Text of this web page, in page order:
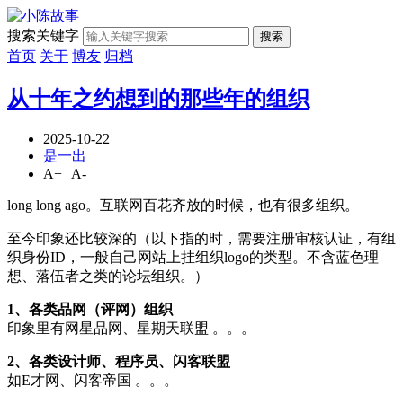
搜索关键字 搜索
首页 关于 博友 归档
从十年之约想到的那些年的组织
2025-10-22
是一出
A+ | A-
long long ago。互联网百花齐放的时候，也有很多组织。
至今印象还比较深的（以下指的时，需要注册审核认证，有组
织身份ID，一般自己网站上挂组织logo的类型。不含蓝色理
想、落伍者之类的论坛组织。）
1、各类品网（评网）组织
印象里有网星品网、星期天联盟 。。。
2、各类设计师、程序员、闪客联盟
如E才网、闪客帝国 。。。